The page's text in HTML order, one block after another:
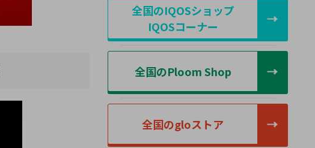
全国のIQOSショップ
IQOSコーナー
全国のPloom Shop
全国のgloストア